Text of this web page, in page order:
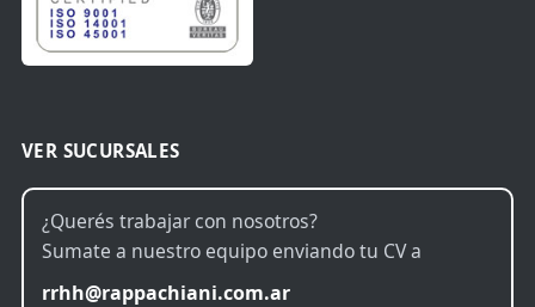
VER SUCURSALES
¿Querés trabajar con nosotros?
Sumate a nuestro equipo enviando tu CV a
rrhh@rappachiani.com.ar